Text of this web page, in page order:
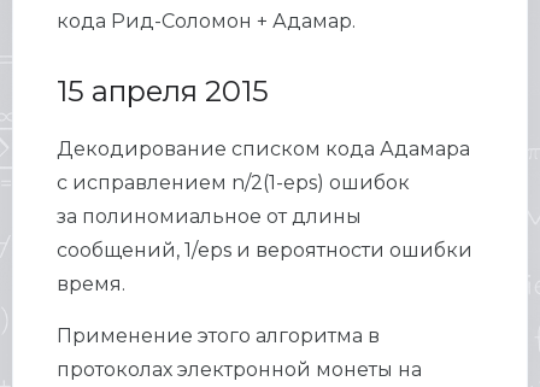
кода Рид-Соломон + Адамар.
15 апреля 2015
Декодирование списком кода Адамара
с исправлением n/2(1-eps) ошибок
за полиномиальное от длины
сообщений, 1/eps и вероятности ошибки
время.
Применение этого алгоритма в
протоколах электронной монеты на